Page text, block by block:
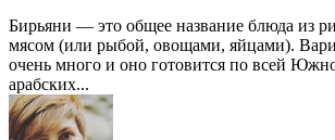
Бирьяни — это общее название блюда из
мясом (или рыбой, овощами, яйцами).
очень много и оно готовится по всей
арабских...